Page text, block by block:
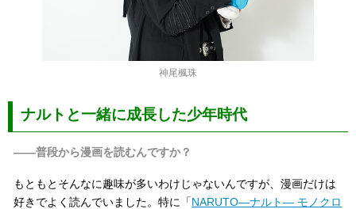
神尾楓珠
ナルトと一緒に成長した少年時代
――普段から漫画を読むんですか？
もともとそんなに趣味が多いわけじゃないんですが、漫画だけは
好きでよく読んでいました。特に「NARUTO―ナルト― モノクロ